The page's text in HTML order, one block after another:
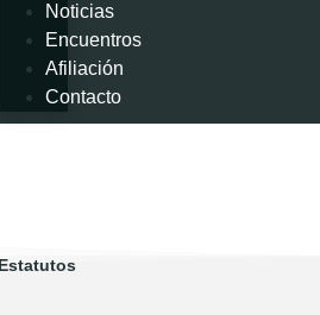
Noticias
Encuentros
Afiliación
Contacto
Estatutos